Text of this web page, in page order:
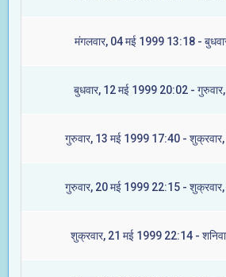
मंगलवार, 04 मई 1999 13:18 -
बुधवार, 12 मई 1999 20:02 -
गुरुवार, 13 मई 1999 17:40 -
गुरुवार, 20 मई 1999 22:15 -
शुक्रवार, 21 मई 1999 22:14 -